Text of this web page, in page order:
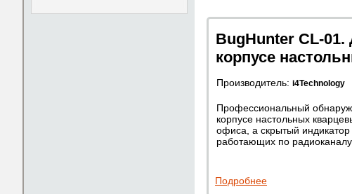
BugHunter CL-
корпусе
Производитель: i4Technology
Профессиональный
корпусе настольных
офиса, а скрытый
работающих по
Подробнее